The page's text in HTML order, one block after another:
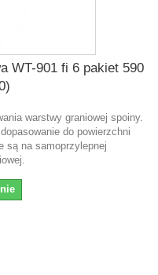
WT-901 fi 6 pakiet 590
warstwy graniowej spoiny.
do powierzchni
są na samoprzylepnej